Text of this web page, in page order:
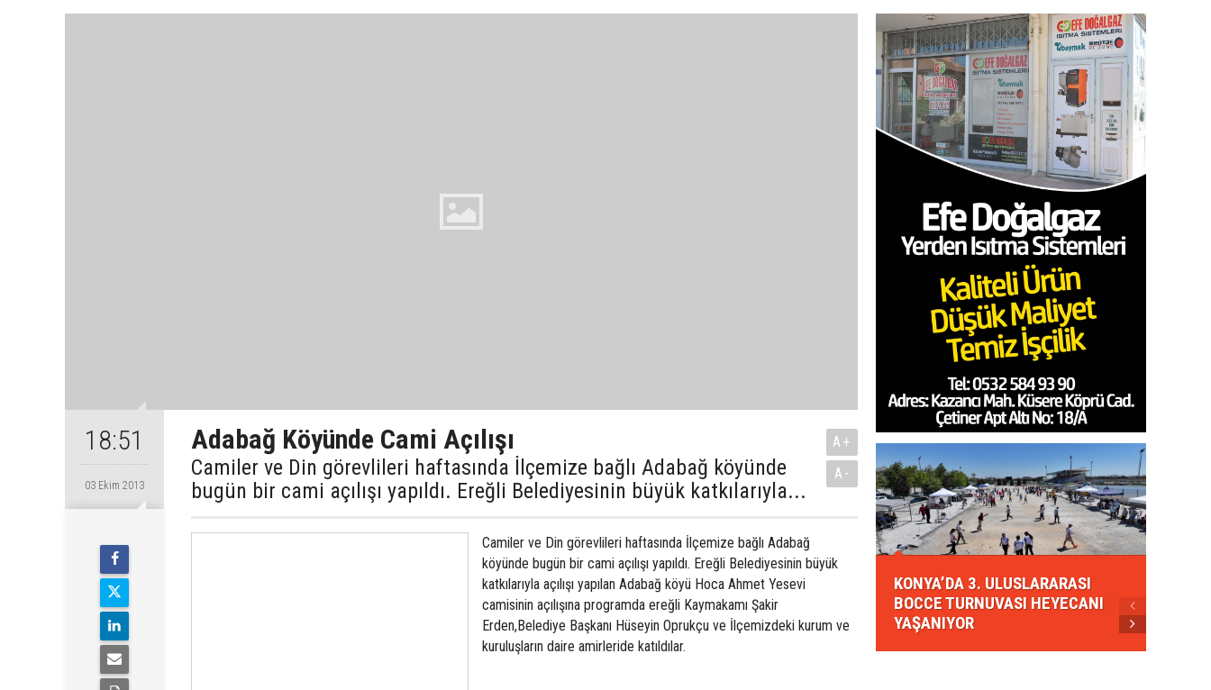
18:51
03 Ekim 2013
Adabağ Köyünde Cami Açılışı
Camiler ve Din görevlileri haftasında İlçemize bağlı Adabağ köyünde
bugün bir cami açılışı yapıldı. Ereğli Belediyesinin büyük katkılarıyla...
A+
A-
Camiler ve Din görevlileri haftasında İlçemize bağlı Adabağ
köyünde bugün bir cami açılışı yapıldı. Ereğli Belediyesinin büyük
katkılarıyla açılışı yapılan Adabağ köyü Hoca Ahmet Yesevi
camisinin açılışına programda ereğli Kaymakamı Şakir
Erden,Belediye Başkanı Hüseyin Oprukçu ve İlçemizdeki kurum ve
kuruluşların daire amirleride katıldılar.
KONYA’DA 3. ULUSLARARASI
BOCCE TURNUVASI HEYECANI
YAŞANIYOR